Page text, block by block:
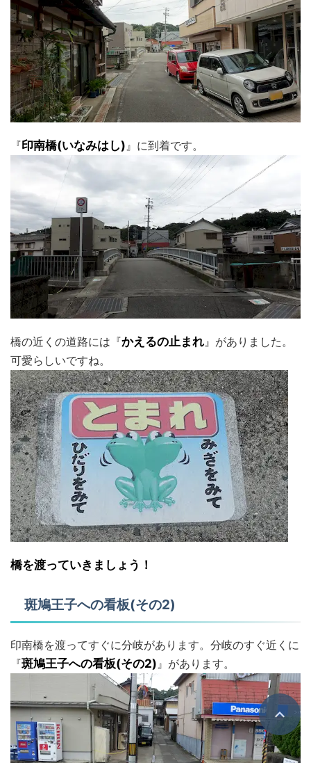
『印南橋(いなみはし)』に到着です。
橋の近くの道路には『かえるの止まれ』がありました。
可愛らしいですね。
橋を渡っていきましょう！
斑鳩王子への看板(その2)
印南橋を渡ってすぐに分岐があります。分岐のすぐ近くに
『斑鳩王子への看板(その2)』があります。